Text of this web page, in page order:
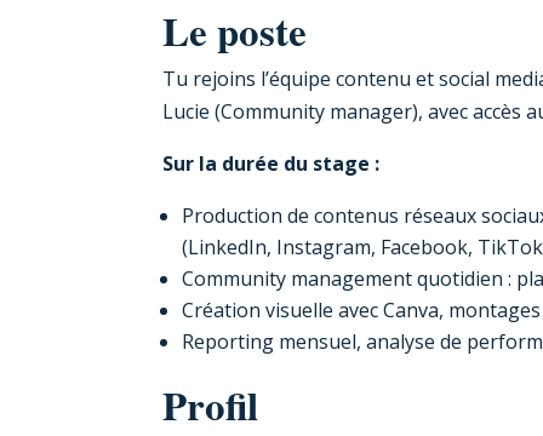
Le poste
Tu rejoins l’équipe contenu et social
Lucie (Community manager), avec accès
Sur la durée du stage :
Production de contenus réseaux
(LinkedIn, Instagram, Facebook,
Community management quotidien :
Création visuelle avec Canva,
Reporting mensuel, analyse de
Profil